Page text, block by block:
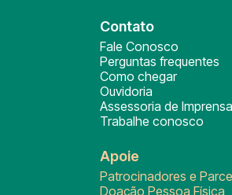
Contato
Fale Conosco
Perguntas frequentes
Como chegar
Ouvidoria
Assessoria de Imprensa
Trabalhe conosco
Apoie
Patrocinadores e
Doação Pessoa Física